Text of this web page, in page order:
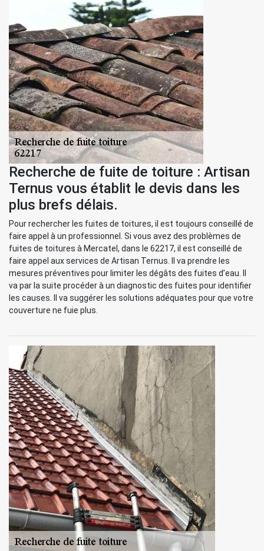
Recherche de fuite de toiture : Artisan
Ternus vous établit le devis dans les
plus brefs délais.
Pour rechercher les fuites de toitures, il est toujours conseillé de
faire appel à un professionnel. Si vous avez des problèmes de
fuites de toitures à Mercatel, dans le 62217, il est conseillé de
faire appel aux services de Artisan Ternus. Il va prendre les
mesures préventives pour limiter les dégâts des fuites d’eau. Il
va par la suite procéder à un diagnostic des fuites pour identifier
les causes. Il va suggérer les solutions adéquates pour que votre
couverture ne fuie plus.